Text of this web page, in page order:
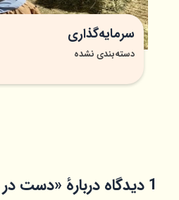
سرمایه‌گذاری
دسته‌بندی نشده